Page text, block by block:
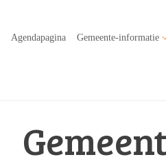
Agendapagina Gemeente-informatie